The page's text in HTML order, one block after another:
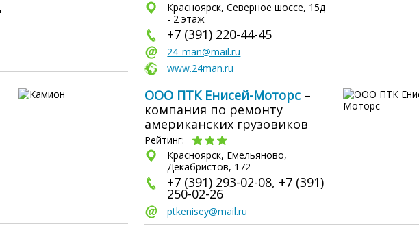
Красноярск, Северное шоссе, 15д
- 2 этаж
+7 (391) 220-44-45
24_man@mail.ru
www.24man.ru
ООО ПТК Енисей-Моторс –
компания по ремонту
американских грузовиков
Рейтинг:
Красноярск, Емельяново,
Декабристов, 172
+7 (391) 293-02-08, +7 (391)
250-02-26
ptkenisey@mail.ru